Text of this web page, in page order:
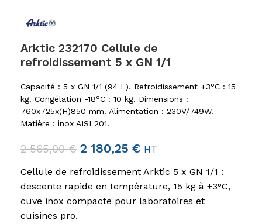
Arktic 232170 Cellule de
refroidissement 5 x GN 1/1
Capacité : 5 x GN 1/1 (94 L). Refroidissement +3°C : 15
kg. Congélation -18°C : 10 kg. Dimensions :
760x725x(H)850 mm. Alimentation : 230V/749W.
Matière : inox AISI 201.
2 565,00€ 2 180,25 € HT
Cellule de refroidissement Arktic 5 x GN 1/1 :
descente rapide en température, 15 kg à +3°C,
cuve inox compacte pour laboratoires et
cuisines pro.